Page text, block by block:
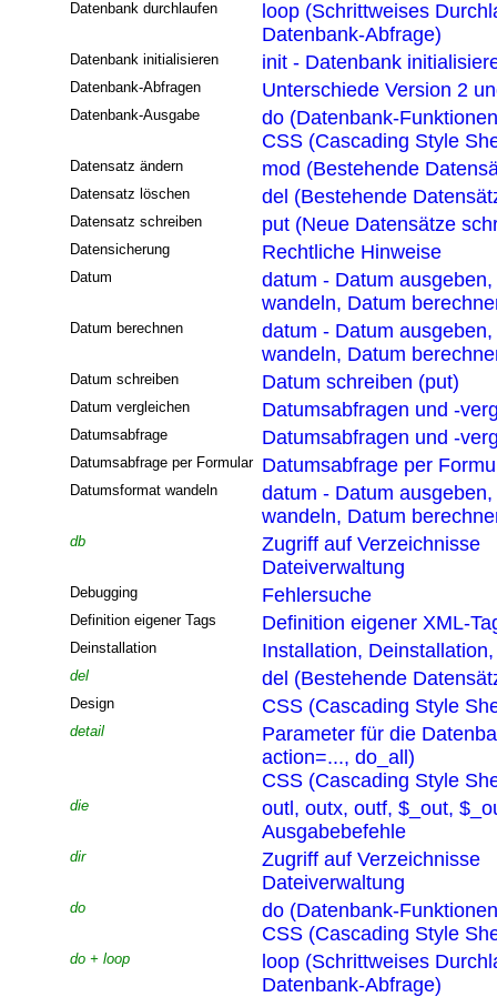
Datenbank durchlaufen
loop (Schrittweises
Datenbank-Abfrage)
Datenbank initialisieren init - Datenbank
Datenbank-Abfragen Unterschiede Version 2
Datenbank-Ausgabe
do (Datenbank-
CSS (Cascading Style
Datensatz ändern mod (Bestehende
Datensatz löschen del (Bestehende
Datensatz schreiben put (Neue Datensätze
Datensicherung Rechtliche Hinweise
Datum
datum - Datum
wandeln, Datum
Datum berechnen
datum - Datum
wandeln, Datum
Datum schreiben Datum schreiben (put)
Datum vergleichen Datumsabfragen und -
Datumsabfrage Datumsabfragen und -
Datumsabfrage per Formular Datumsabfrage per
Datumsformat wandeln
datum - Datum
wandeln, Datum
db
Zugriff auf Verzeichnisse
Dateiverwaltung
Debugging Fehlersuche
Definition eigener Tags Definition eigener XML-
Deinstallation Installation,
del del (Bestehende
Design CSS (Cascading Style
detail
Parameter für die
action=..., do_all)
CSS (Cascading Style
die
outl, outx, outf, $_out,
Ausgabebefehle
dir
Zugriff auf Verzeichnisse
Dateiverwaltung
do
do (Datenbank-
CSS (Cascading Style
do + loop
loop (Schrittweises
Datenbank-Abfrage)